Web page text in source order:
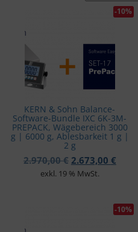
-10%
KERN & Sohn Balance-
Software-Bundle IXC 6K-3M-
PREPACK, Wägebereich 3000
g | 6000 g, Ablesbarkeit 1 g |
2 g
2.970,00€ 2.673,00 €
exkl. 19 % MwSt.
-10%